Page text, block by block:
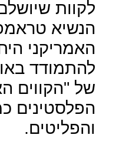
לקוות
הנשיא
האמריקני
להתמודד
של "הקווים
הפלסטינים
והפליטים.